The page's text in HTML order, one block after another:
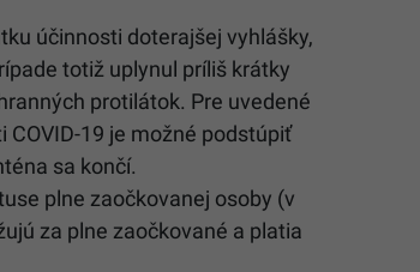
účinnosti doterajšej vyhlášky,
totiž uplynul príliš krátky
protilátok. Pre uvedené
19 je možné podstúpiť
sa končí.
plne zaočkovanej osoby (v
za plne zaočkované a platia